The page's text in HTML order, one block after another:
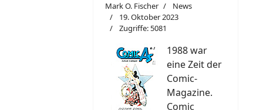
Mark O. Fischer
News
19. Oktober 2023
Zugriffe: 5081
1988 war
eine Zeit der
Comic-
Magazine.
Comic